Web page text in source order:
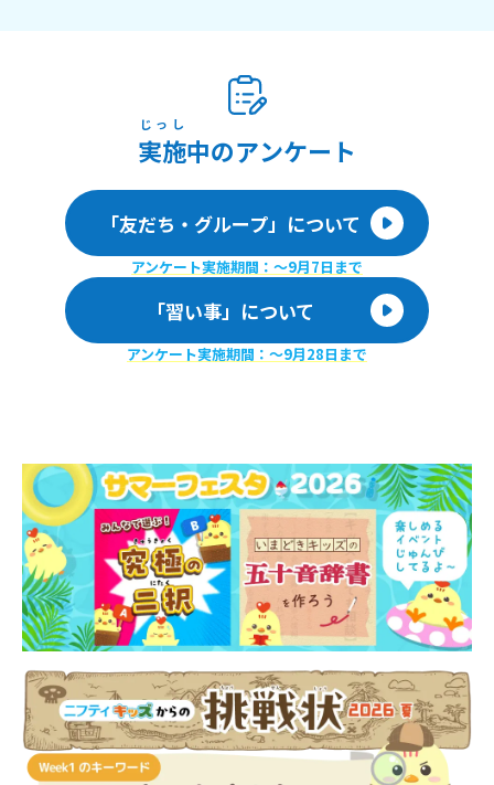
実施
じっし
中のアンケート
「友だち・グループ」について
アンケート実施期間：〜9月7日まで
「習い事」について
アンケート実施期間：〜9月28日まで